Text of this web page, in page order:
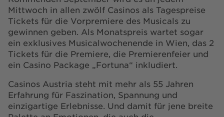
Mittwoch in allen zwölf Casinos als Tagespreise
Tickets für die Vorpremiere des Musicals zu
gewinnen geben. Als Monatspreis wartet sogar
ein exklusives Musicalwochenende in Wien, das 2
Tickets für die Premiere, die Premierenfeier und
ein Casino Package „Fortuna“ inkludiert.
Casinos Austria steht mit mehr als 55 Jahren
Erfahrung für Faszination, Spannung und
einzigartige Erlebnisse. Und damit für jene breite